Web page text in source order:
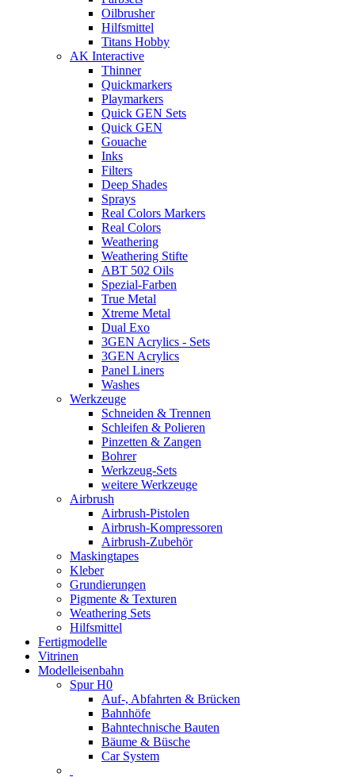
Oilbrusher
Hilfsmittel
Titans Hobby
AK Interactive
Thinner
Quickmarkers
Playmarkers
Quick GEN Sets
Quick GEN
Gouache
Inks
Filters
Deep Shades
Sprays
Real Colors Markers
Real Colors
Weathering
Weathering Stifte
ABT 502 Oils
Spezial-Farben
True Metal
Xtreme Metal
Dual Exo
3GEN Acrylics - Sets
3GEN Acrylics
Panel Liners
Washes
Werkzeuge
Schneiden & Trennen
Schleifen & Polieren
Pinzetten & Zangen
Bohrer
Werkzeug-Sets
weitere Werkzeuge
Airbrush
Airbrush-Pistolen
Airbrush-Kompressoren
Airbrush-Zubehör
Maskingtapes
Kleber
Grundierungen
Pigmente & Texturen
Weathering Sets
Hilfsmittel
Fertigmodelle
Vitrinen
Modelleisenbahn
Spur H0
Auf-, Abfahrten & Brücken
Bahnhöfe
Bahntechnische Bauten
Bäume & Büsche
Car System